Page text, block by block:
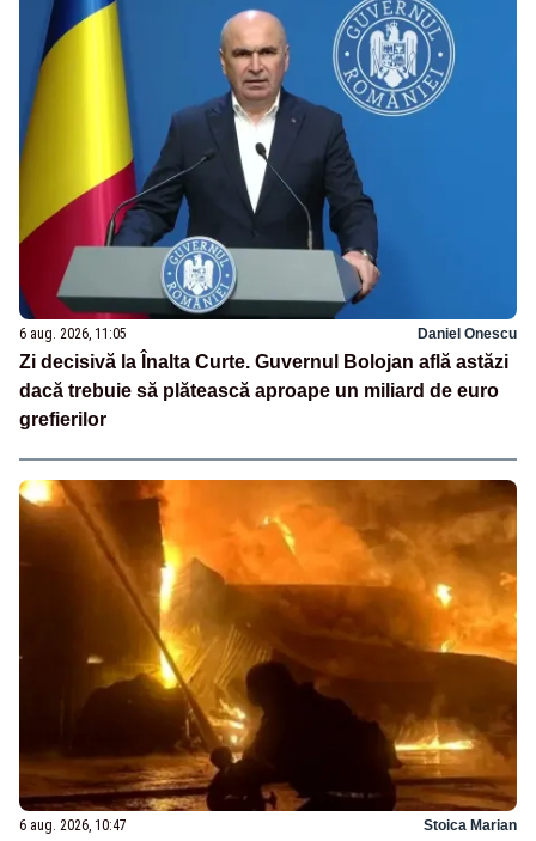
6 aug. 2026, 11:05 Daniel Onescu
Zi decisivă la Înalta Curte. Guvernul Bolojan află astăzi
dacă trebuie să plătească aproape un miliard de euro
grefierilor
6 aug. 2026, 10:47 Stoica Marian